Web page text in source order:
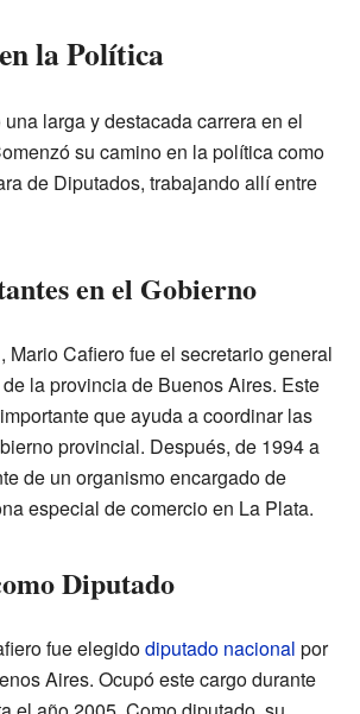
la Política
larga y destacada carrera en el
su camino en la política como
de Diputados, trabajando allí entre
en el Gobierno
Mario Cafiero fue el secretario general
la provincia de Buenos Aires. Este
que ayuda a coordinar las
provincial. Después, de 1994 a
de un organismo encargado de
especial de comercio en La Plata.
Diputado
fue elegidodiputado nacional por
Aires. Ocupó este cargo durante